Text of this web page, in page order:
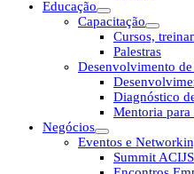
Educação
Capacitação
Cursos,
Palestras
Desenvolvimento
Diagnóstico
Mentoria para
Negócios
Eventos e
Summit ACIJS